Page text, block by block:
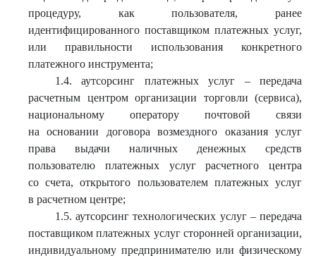
процедуру, как пользователя, ранее
идентифицированного поставщиком платежных услуг,
или правильности использования конкретного
платежного инструмента;
1.4. аутсорсинг платежных услуг – передача
расчетным центром организации торговли (сервиса),
национальному оператору почтовой связи
на основании договора возмездного оказания услуг
права выдачи наличных денежных средств
пользователю платежных услуг расчетного центра
со счета, открытого пользователем платежных услуг
в расчетном центре;
1.5. аутсорсинг технологических услуг – передача
поставщиком платежных услуг сторонней организации,
индивидуальному предпринимателю или физическому